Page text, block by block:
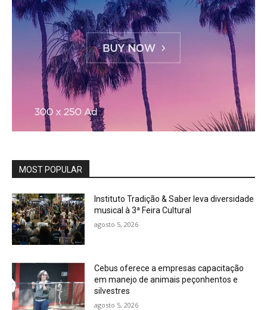
MOST POPULAR
Instituto Tradição & Saber leva diversidade
musical à 3ª Feira Cultural
agosto 5, 2026
Cebus oferece a empresas capacitação
em manejo de animais peçonhentos e
silvestres
agosto 5, 2026